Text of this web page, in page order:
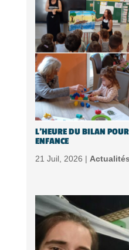
L’HEURE DU BILAN
ENFANCE
21 Juil, 2026 | Actualités